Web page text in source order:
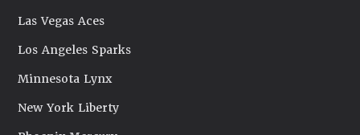
Las Vegas Aces
Los Angeles Sparks
Minnesota Lynx
New York Liberty